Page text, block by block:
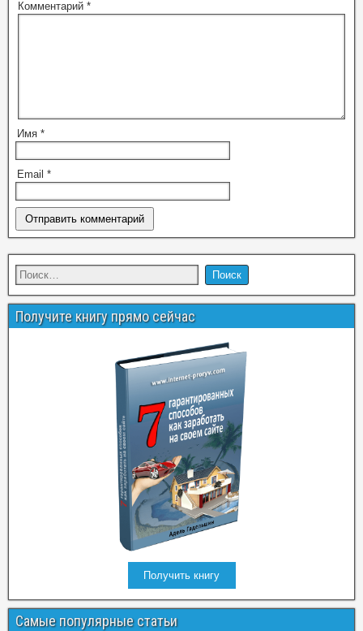
Комментарий *
Имя *
Email *
Получите книгу прямо сейчас
Получить книгу
Самые популярные статьи